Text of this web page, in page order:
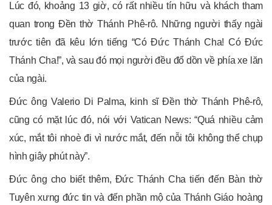
Lúc đó, khoảng 13 giờ, có rất nhiều tín hữu và khách tham
quan trong Đền thờ Thánh Phê-rô. Những người thấy ngài
trước tiên đã kêu lớn tiếng “Có Đức Thánh Cha! Có Đức
Thánh Cha!”, và sau đó mọi người đều đổ dồn về phía xe lăn
của ngài.
Đức ông Valerio Di Palma, kinh sĩ Đền thờ Thánh Phê-rô,
cũng có mặt lúc đó, nói với Vatican News: “Quá nhiều cảm
xúc, mắt tôi nhoè đi vì nước mắt, đến nỗi tôi không thể chụp
hình giây phút này”.
Đức ông cho biết thêm, Đức Thánh Cha tiến đến Bàn thờ
Tuyên xưng đức tin và đến phần mộ của Thánh Giáo hoàng